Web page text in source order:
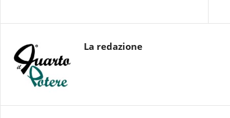
La redazione